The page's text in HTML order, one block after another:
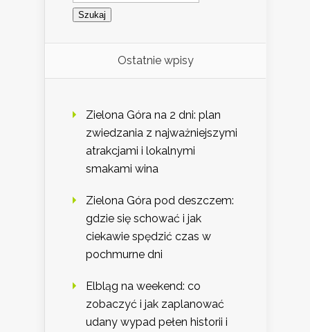
Ostatnie wpisy
Zielona Góra na 2 dni: plan
zwiedzania z najważniejszymi
atrakcjami i lokalnymi
smakami wina
Zielona Góra pod deszczem:
gdzie się schować i jak
ciekawie spędzić czas w
pochmurne dni
Elbląg na weekend: co
zobaczyć i jak zaplanować
udany wypad pełen historii i